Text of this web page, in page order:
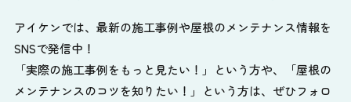
アイケンでは、最新の施工事例や屋根のメンテナンス情報を
SNSで発信中！
「実際の施工事例をもっと見たい！」という方や、
「屋根の
メンテナンスのコツを知りたい！」という方は、ぜひフォロ